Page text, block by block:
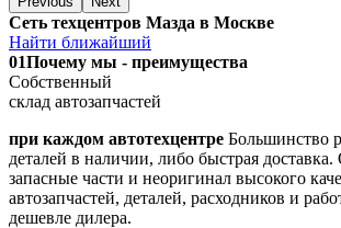
Сеть техцентров Мазда в Москве
Найти ближайший
01Почему мы - преимущества
Собственный
склад автозапчастей
при каждом автотехцентре Большинство
деталей в наличии, либо быстрая
запасные части и неоригинал высокого
автозапчастей, деталей, расходников и
дешевле дилера.